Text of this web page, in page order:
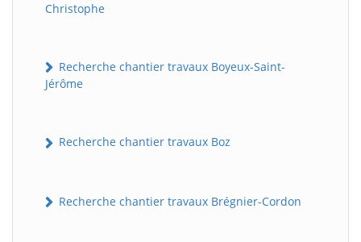
Christophe
Recherche chantier travaux Boyeux-Saint-
Jérôme
Recherche chantier travaux Boz
Recherche chantier travaux Brégnier-Cordon